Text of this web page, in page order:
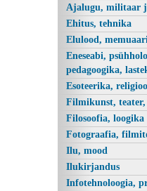
Ajalugu, militaar
Ehitus, tehnika
Elulood,
Eneseabi,
pedagoogika,
Esoteerika,
Filmikunst,
Filosoofia, loogika
Fotograafia,
Ilu, mood
Ilukirjandus
Infotehnoloogia,